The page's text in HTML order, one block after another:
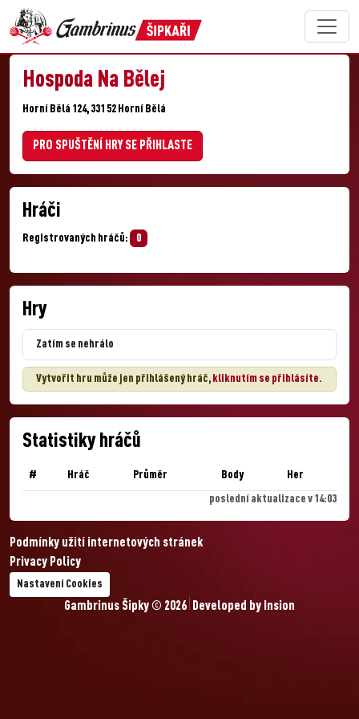
Hospoda Na Bělej
Horní Bělá 124, 331 52 Horní Bělá
PRO SPUŠTĚNÍ HRY SE PŘIHLASTE
Hráči
Registrovaných hráčů: 0
Hry
Zatím se nehrálo
Vytvořit hru může jen přihlášený hráč, kliknutím se přihlásíte.
Statistiky hráčů
# Hráč Průměr Body Her
poslední aktualizace v 14:03
Podmínky užití internetových stránek
Privacy Policy
Nastavení Cookies
Gambrinus Šipky © 2026 Developed by Insion